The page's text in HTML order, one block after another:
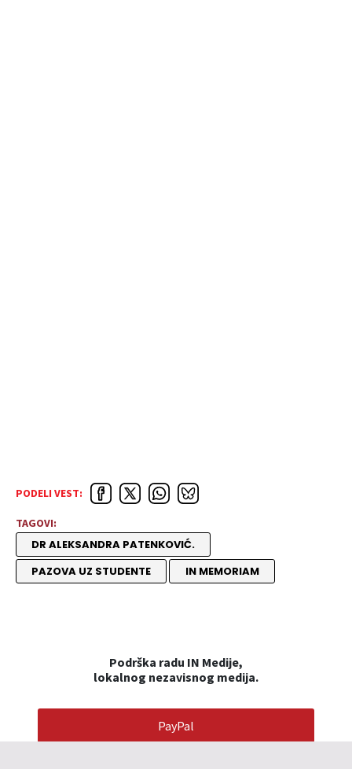
PODELI VEST:
TAGOVI:
DR ALEKSANDRA PATENKOVIĆ.
PAZOVA UZ STUDENTE
IN MEMORIAM
Podrška radu IN Medije,
lokalnog nezavisnog medija.
PayPal